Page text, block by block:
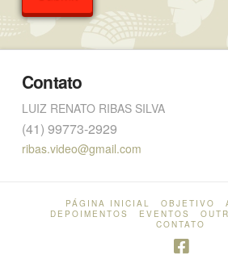
Contato
LUIZ RENATO RIBAS SILVA
(41) 99773-2929
ribas.video@gmail.com
PÁGINA INICIAL OBJETIVO
DEPOIMENTOS
EVENTOS
CONTATO